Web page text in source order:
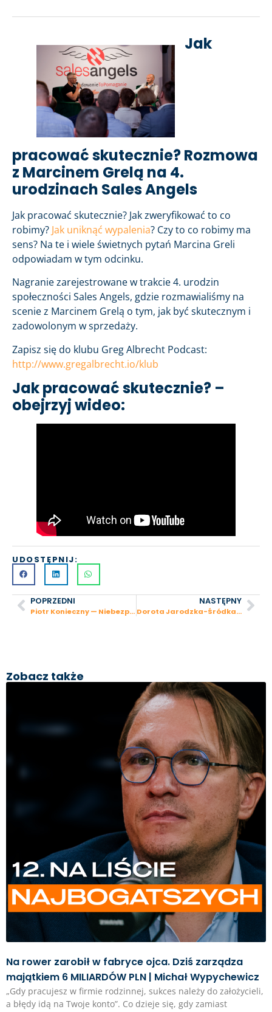
Jak
pracować skutecznie? Rozmowa
z Marcinem Grelą na 4.
urodzinach Sales Angels
Jak pracować skutecznie? Jak zweryfikować to co
robimy? Jak uniknąć wypalenia? Czy to co robimy ma
sens? Na te i wiele świetnych pytań Marcina Greli
odpowiadam w tym odcinku.
Nagranie zarejestrowane w trakcie 4. urodzin
społeczności Sales Angels, gdzie rozmawialiśmy na
scenie z Marcinem Grelą o tym, jak być skutecznym i
zadowolonym w sprzedaży.
Zapisz się do klubu Greg Albrecht Podcast:
http://www.gregalbrecht.io/klub
Jak pracować skutecznie? –
obejrzyj wideo:
UDOSTĘPNIJ:
POPRZEDNI
Piotr Konieczny — Niebezpiecznik: od programisty Perla do lidera rynku bezpieczeństwa w Polsce
NASTĘPNY
Dorota Jarodzka-Śródka – Archicom: od zaprojektowania bankowego skarbca do największego wrocławskiego dewelopera
Zobacz także
Na rower zarobił w fabryce ojca. Dziś zarządza
majątkiem 6 MILIARDÓW PLN | Michał Wypychewicz
„Gdy pracujesz w firmie rodzinnej, sukces należy do założycieli,
a błędy idą na Twoje konto”. Co dzieje się, gdy zamiast